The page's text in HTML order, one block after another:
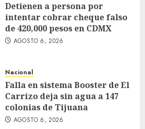
Detienen a persona por
intentar cobrar cheque falso
de 420,000 pesos en CDMX
AGOSTO 6, 2026
Nacional
Falla en sistema Booster de El
Carrizo deja sin agua a 147
colonias de Tijuana
AGOSTO 6, 2026